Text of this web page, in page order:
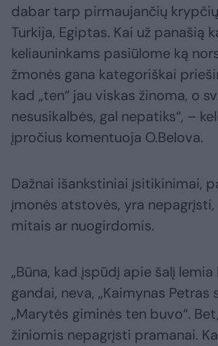
dabar tarp pirmaujančių
Turkija, Egiptas. Kai už panašią
keliauninkams pasiūlome ką
žmonės gana kategoriškai
kad „ten“ jau viskas žinoma, o
nesusikalbės, gal nepatiks“, –
įpročius komentuoja O.Belova.
Dažnai išankstiniai įsitikinimai,
įmonės atstovės, yra
mitais ar nuogirdomis.
„Būna, kad įspūdį apie šalį
gandai, neva, „Kaimynas Petras
„Marytės giminės ten buvo“.
žiniomis nepagrįsti pramanai.